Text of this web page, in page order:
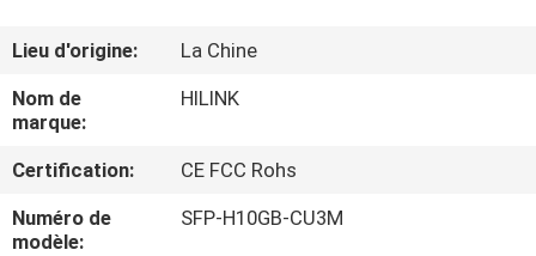
À
PROPOS
DE
NOUS
Lieu d'origine:
La Chine
Nom de
marque:
HILINK
Certification:
CE FCC Rohs
Numéro de
modèle:
SFP-H10GB-CU3M